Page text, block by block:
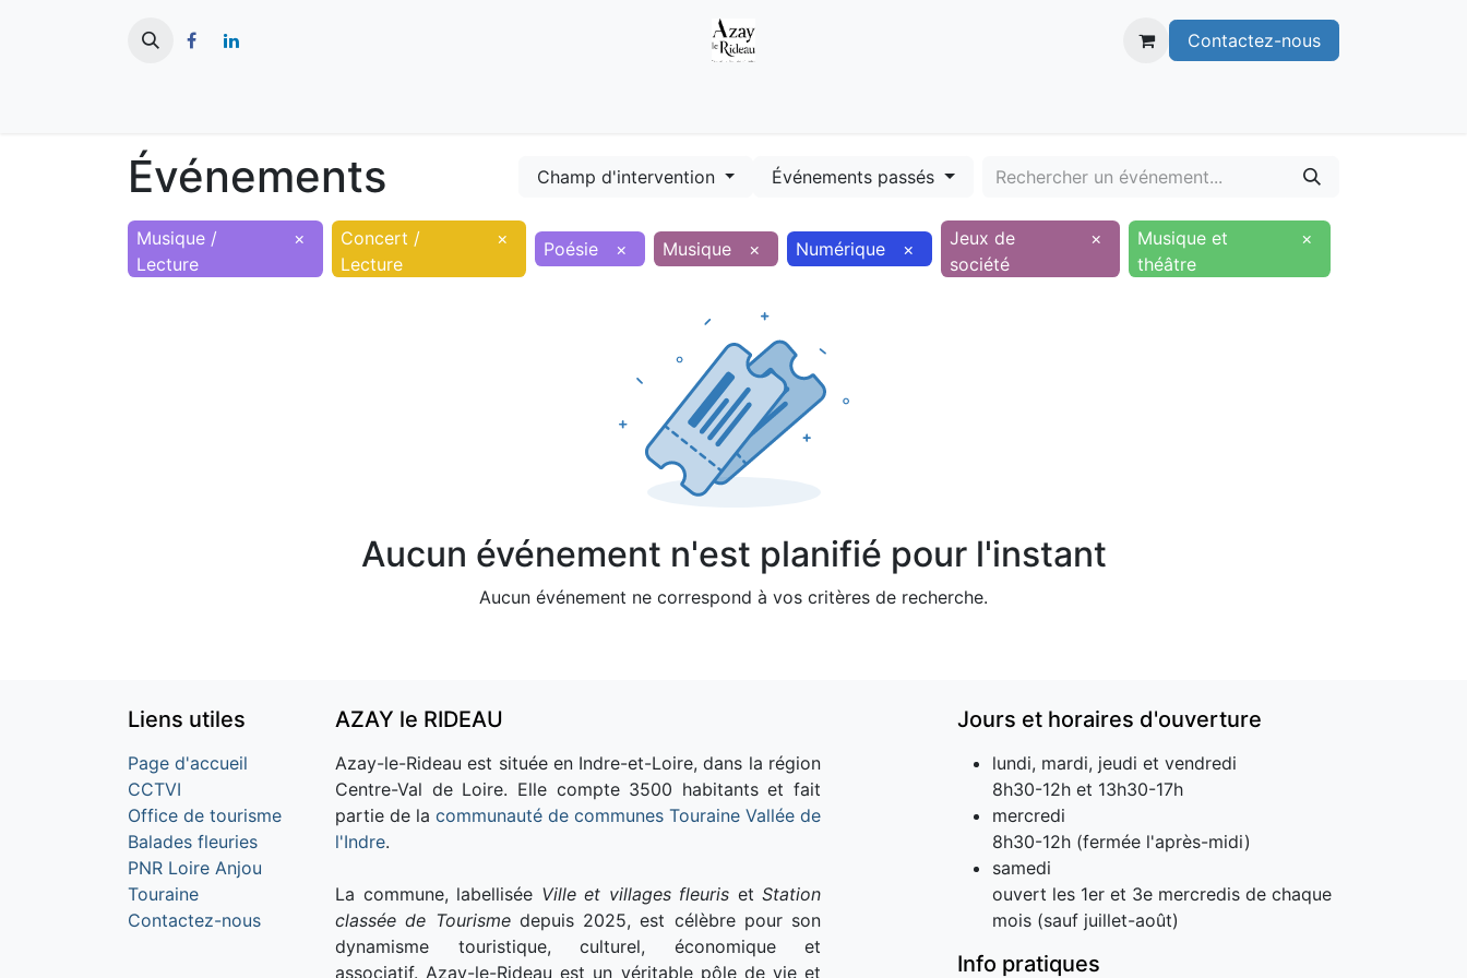
Contactez-nous
Événements Champ d'intervention Événements passés
Musique /
Lecture
×
Concert /
Lecture
× Poésie × Musique × Numérique ×
Jeux de
société
×
Musique et
théâtre
×
Aucun événement n'est planifié pour l'instant
Aucun événement ne correspond à vos critères de recherche.
Liens utiles
Page d'accueil
CCTVI
Office de tourisme
Balades fleuries
PNR Loire Anjou
Touraine
Contactez-nous
AZAY le RIDEAU
Azay-le-Rideau est située en Indre-et-Loire, dans la région
Centre-Val de Loire. Elle compte 3500 habitants et fait
partie de la communauté de communes Touraine Vallée de
l'Indre.
La commune, labellisée Ville et villages fleuris et Station
classée de Tourismedepuis 2025, est célèbre pour son
dynamisme touristique, culturel, économique et
associatif. Azay-le-Rideau est un véritable pôle de vie et
Jours et horaires d'ouverture
lundi, mardi, jeudi et vendredi
8h30-12h et 13h30-17h
mercredi
8h30-12h (fermée l'après-midi)
samedi
ouvert les 1er et 3e mercredis de chaque
mois (sauf juillet-août)
Info pratiques